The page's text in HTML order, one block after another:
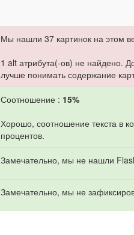
Мы нашли 37 картинок на этом
1 alt атрибута(-ов) не найдено.
лучше понимать содержание
Соотношение : 15%
Хорошо, соотношение текста в
процентов.
Замечательно, мы не нашли
Замечательно, мы не